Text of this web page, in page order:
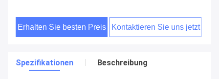
Erhalten Sie besten Preis Kontaktieren Sie uns jetzt
Spezifikationen Beschreibung